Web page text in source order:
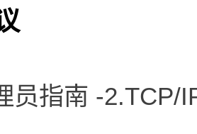
员指南 -2.TCP/